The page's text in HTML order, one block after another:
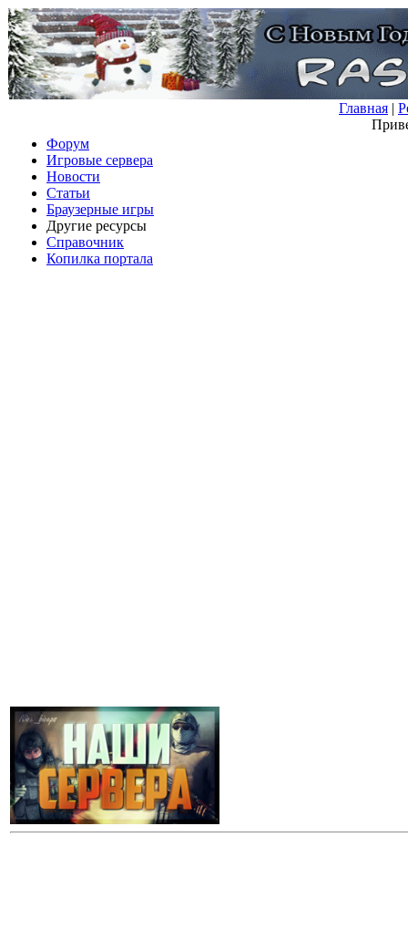
Главная |
Форум
Игровые сервера
Новости
Статьи
Браузерные игры
Другие ресурсы
Справочник
Копилка портала